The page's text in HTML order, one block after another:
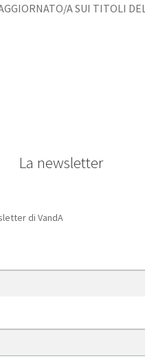
A SUI TITOLI DEL
La newsletter
di VandA